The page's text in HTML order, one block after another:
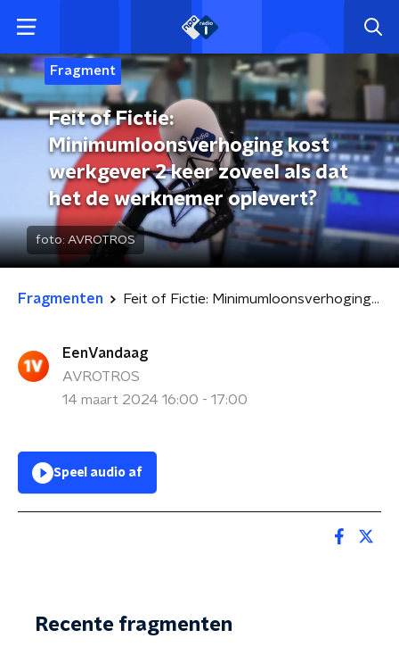
Fragment
Feit of Fictie:
Minimumloonsverhoging kost
werkgever 2 keer zoveel als dat
het de werknemer oplevert?
foto: AVROTROS
Fragmenten Feit of Fictie: Minimumloonsverhoging kost werkgever 2 keer zoveel als dat het de werknemer oplevert?
EenVandaag
AVROTROS
14 maart 2024 16:00 - 17:00
Speel audio af
Recente fragmenten